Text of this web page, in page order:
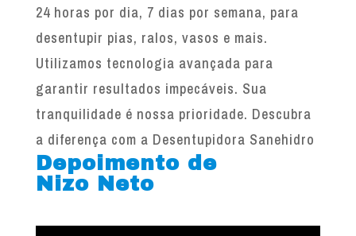
24 horas por dia, 7 dias por semana, para
desentupir pias, ralos, vasos e mais.
Utilizamos tecnologia avançada para
garantir resultados impecáveis. Sua
tranquilidade é nossa prioridade. Descubra
a diferença com a Desentupidora Sanehidro
Depoimento de
Nizo Neto